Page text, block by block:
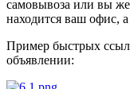
самовывоза или вы
находится ваш офис,
Пример быстрых
объявлении: